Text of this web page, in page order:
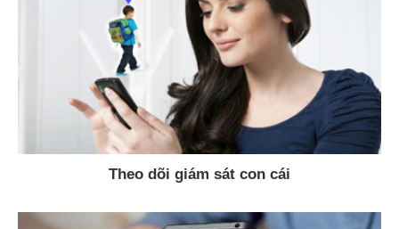
Theo dõi giám sát con cái